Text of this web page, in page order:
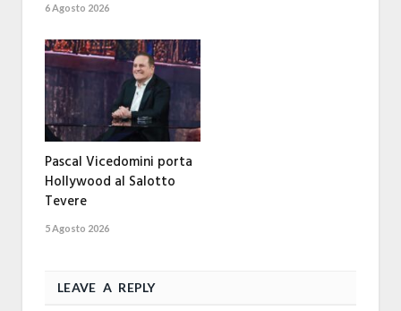
6 Agosto 2026
Pascal Vicedomini porta
Hollywood al Salotto
Tevere
5 Agosto 2026
LEAVE A REPLY